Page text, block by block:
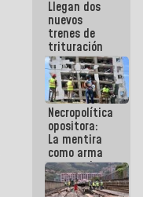
es
embarrarla
Llegan dos
nuevos
trenes de
trituración
para
optimizar
manejo de
escombros
en La Guaira
Necropolítica
opositora:
La mentira
como arma
contra el
Pueblo